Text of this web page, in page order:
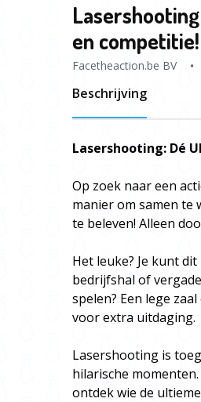
en competitie!
Facetheaction.be BV
Beschrijving
Lasershooting: Dé
Op zoek naar een
manier om samen te
te beleven! Alleen
Het leuke? Je kunt
bedrijfshal of
spelen? Een lege
voor extra uitdaging.
Lasershooting is
hilarische
ontdek wie de